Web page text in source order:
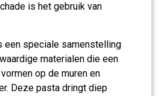
is het gebruik van
een speciale samenstelling
materialen die een
op de muren en
Deze pasta dringt diep